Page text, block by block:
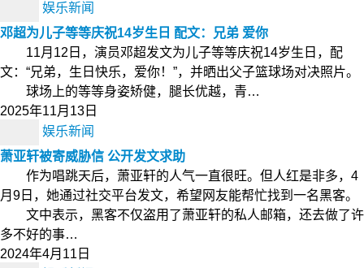
娱乐新闻
邓超为儿子等等庆祝14岁生日 配文：兄弟 爱你
11月12日，演员邓超发文为儿子等等庆祝14岁生日，配
文：“兄弟，生日快乐，爱你！”，并晒出父子篮球场对决照片。
球场上的等等身姿矫健，腿长优越，青…
2025年11月13日
娱乐新闻
萧亚轩被寄威胁信 公开发文求助
作为唱跳天后，萧亚轩的人气一直很旺。但人红是非多，4
月9日，她通过社交平台发文，希望网友能帮忙找到一名黑客。
文中表示，黑客不仅盗用了萧亚轩的私人邮箱，还去做了许
多不好的事…
2024年4月11日